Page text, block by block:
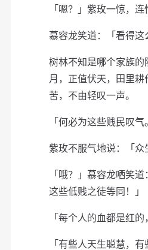
「嗯？」紫玫一惊，连
慕容龙笑道：「看得这
树林不知是哪个家族
月，正值伏天，田里
苦，不由轻叹一声。
「何必为这些贱民叹
紫玫不服气地说：「众
「哦？」慕容龙哂笑
这些低贱之徒等同！」
「每个人的血都是红的
「有些人天生聪慧，